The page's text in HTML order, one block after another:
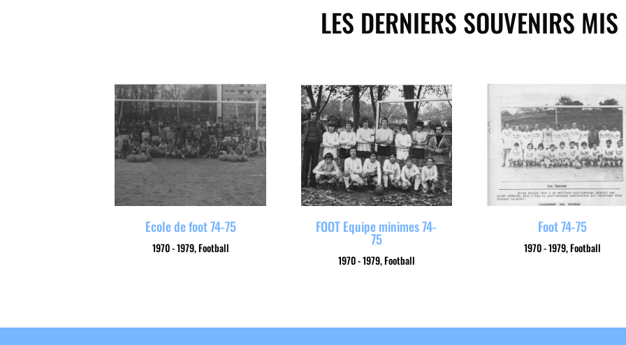
LES DERNIERS SOUVENIRS MIS
1970 - 1979,Football
Ecole de foot 74-75
1970 - 1979,Football
FOOT Equipe minimes 74-
75 1970 - 1979,Football
Foot 74-75